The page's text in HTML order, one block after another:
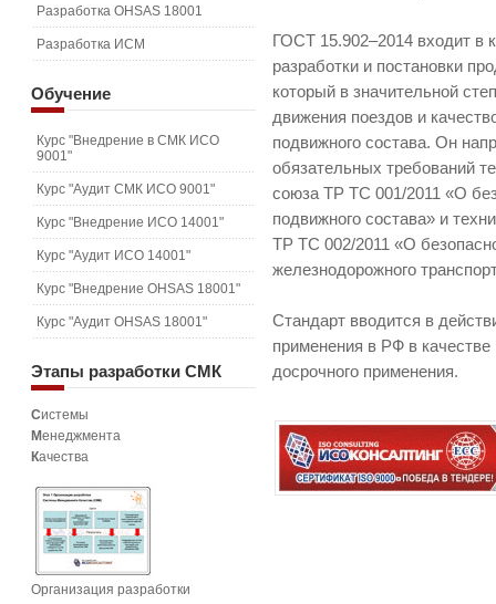
ГОСТ 15.902–2014 входит в
разработки и постановки
который в значительной
движения поездов и
подвижного состава. Он
обязательных требований
союза ТР ТС 001/2011 «О
подвижного состава» и
ТР ТС 002/2011 «О
железнодорожного
Стандарт вводится в
применения в РФ в качестве
досрочного применения.
Разработка OHSAS 18001
Разработка ИСМ
Обучение
Курс "Внедрение в СМК ИСО
9001"
Курс "Аудит СМК ИСО 9001"
Курс "Внедрение ИСО 14001"
Курс "Аудит ИСО 14001"
Курс "Внедрение OHSAS 18001"
Курс "Аудит OHSAS 18001"
Этапы разработки СМК
Системы
Менеджмента
Качества
Организация разработки